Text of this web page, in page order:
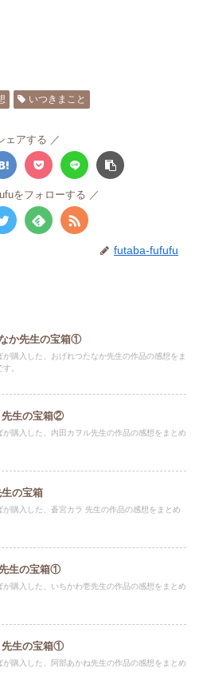
いつきまこと
ェアする
をフォローする
futaba-fufufu
か先生の宝箱①
が購入した、おげれつたなか先生の作品の感想をま
。
先生の宝箱②
が購入した、内田カヲル先生の作品の感想をまとめ
の宝箱
が購入した、蒼宮カラ 先生の作品の感想をまとめ
生の宝箱①
が購入した、いちかわ壱先生の作品の感想をまとめ
先生の宝箱①
が購入した、阿部あかね先生の作品の感想をまとめ